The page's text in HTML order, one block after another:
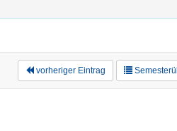
vorheriger Eintrag